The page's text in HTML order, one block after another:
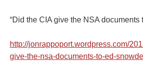
“Did the CIA give the NSA documents
http://jonrappoport.wordpress.com/
give-the-nsa-documents-to-ed-